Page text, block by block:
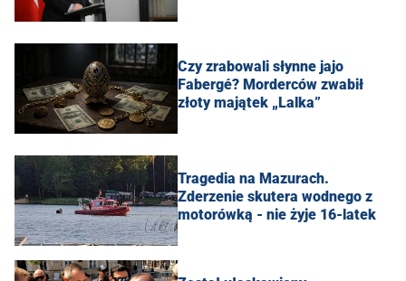
Czy zrabowali słynne jajo
Fabergé? Morderców zwabił
złoty majątek „Lalka”
Tragedia na Mazurach.
Zderzenie skutera wodnego z
motorówką - nie żyje 16-latek